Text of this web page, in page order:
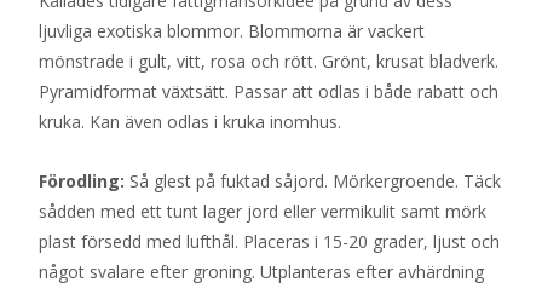
ljuvliga exotiska blommor. Blommorna är vackert
mönstrade i gult, vitt, rosa och rött. Grönt, krusat bladverk.
Pyramidformat växtsätt. Passar att odlas i både rabatt och
kruka. Kan även odlas i kruka inomhus.
Förodling: Så glest på fuktad såjord. Mörkergroende. Täck
sådden med ett tunt lager jord eller vermikulit samt mörk
plast försedd med lufthål. Placeras i 15-20 grader, ljust och
något svalare efter groning. Utplanteras efter avhärdning